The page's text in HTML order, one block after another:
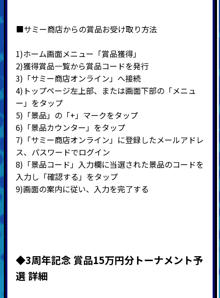
■サミー商店からの賞品お受け取り方法
1)ホーム画面メニュー「賞品獲得」
2)獲得賞品一覧から賞品コードを発行
3) 「サミー商店オンライン」へ接続
4) トップページ左上部、または画面下部の「メニュ
ー」をタップ
5) 「景品」の「+ 」マークをタップ
6) 「景品カウンター」をタップ
7) 「サミー商店オンライン」に登録したメールアドレ
ス、パスワードでログイン
8) 「景品コード」入力欄に当選された景品のコードを
入力し「確認する」をタップ
9)画面の案内に従い、入力を完了する
◆3周年記念 賞品15万円分トーナメント予
選 詳細